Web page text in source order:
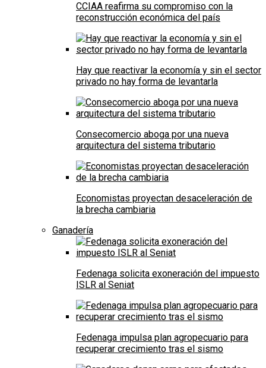
CCIAA reafirma su compromiso con la
reconstrucción económica del país
Hay que reactivar la economía y sin el sector
privado no hay forma de levantarla
Consecomercio aboga por una nueva
arquitectura del sistema tributario
Economistas proyectan desaceleración de
la brecha cambiaria
Ganadería
Fedenaga solicita exoneración del impuesto
ISLR al Seniat
Fedenaga impulsa plan agropecuario para
recuperar crecimiento tras el sismo